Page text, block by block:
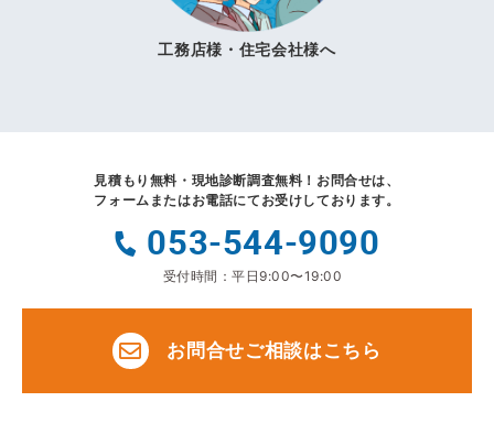
工務店様・住宅会社様へ
見積もり無料・現地診断調査無料！ お問合せは、
フォームまたはお電話にてお受けしております。
053-544-9090
受付時間：平日9:00〜19:00
お問合せご相談はこちら